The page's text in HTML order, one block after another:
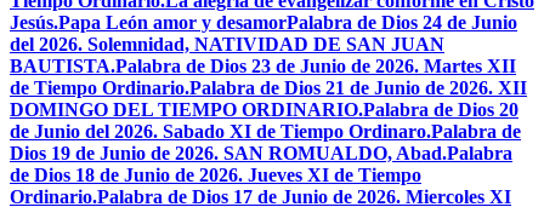
Jesús.Papa León amor y desamorPalabra de Dios 24 de Junio
del 2026. Solemnidad, NATIVIDAD DE SAN JUAN
BAUTISTA.Palabra de Dios 23 de Junio de 2026. Martes XII
de Tiempo Ordinario.Palabra de Dios 21 de Junio de 2026. XII
DOMINGO DEL TIEMPO ORDINARIO.Palabra de Dios 20
de Junio del 2026. Sabado XI de Tiempo Ordinaro.Palabra de
Dios 19 de Junio de 2026. SAN ROMUALDO, Abad.Palabra
de Dios 18 de Junio de 2026. Jueves XI de Tiempo
Ordinario.Palabra de Dios 17 de Junio de 2026. Miercoles XI